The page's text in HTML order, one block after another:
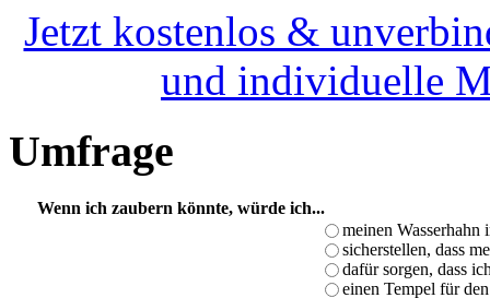
Jetzt kostenlos &
und individuelle
Umfrage
Wenn ich zaubern könnte, würde ich...
meinen
sicherstellen, dass
dafür sorgen, dass
einen Tempel für